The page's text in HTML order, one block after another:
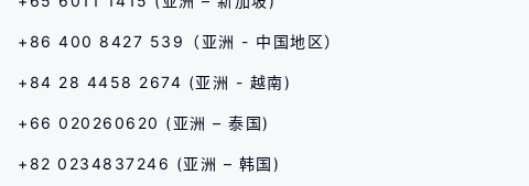
+86 400 8427 539（亚洲 - 中国地区）
+84 28 4458 2674 (亚洲 - 越南)
+66 020260620 (亚洲 – 泰国)
+82 0234837246 (亚洲 – 韩国)